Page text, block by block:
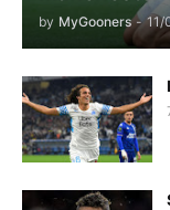
by MyGooners - 11/